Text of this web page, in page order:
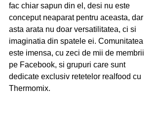
fac chiar sapun din el, desi nu este
conceput neaparat pentru aceasta, dar
asta arata nu doar versatilitatea, ci si
imaginatia din spatele ei. Comunitatea
este imensa, cu zeci de mii de membrii
pe Facebook, si grupuri care sunt
dedicate exclusiv retetelor realfood cu
Thermomix.